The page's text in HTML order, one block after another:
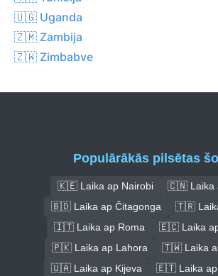
🇺🇬 Uganda
🇿🇲 Zambija
🇿🇼 Zimbabve
Populārākās pilsētas
🇰🇪 Laika ap Nairobi
🇨🇳 Laika
🇧🇩 Laika ap Čitagonga
🇹🇷
🇮🇹 Laika ap Roma
🇪🇨 Laika
🇵🇰 Laika ap Lahora
🇹🇼 Laika
🇺🇦 Laika ap Kijeva
🇪🇹 Laika ap